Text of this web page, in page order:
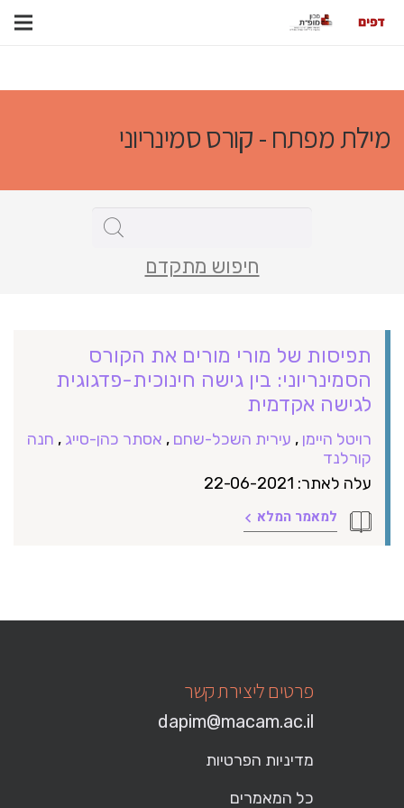
מילת מפתח - קורס סמינריוני
חיפוש מתקדם
תפיסות של מורי מורים את הקורס
הסמינריוני: בין גישה חינוכית-פדגוגית
לגישה אקדמית
רויטל היימן , עירית השכל-שחם , אסתר כהן-סייג , חנה
קורלנד
עלה לאתר: 22-06-2021
למאמר המלא
פרטים ליצירת קשר
dapim@macam.ac.il
מדיניות הפרטיות
כל המאמרים